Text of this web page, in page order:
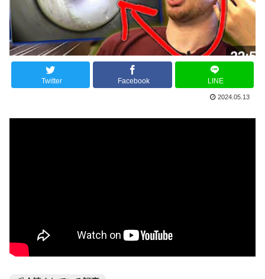
Twitter Facebook LINE
2024.05.13